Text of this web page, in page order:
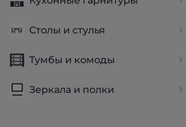
Столы и стулья
Тумбы и комоды
Зеркала и полки